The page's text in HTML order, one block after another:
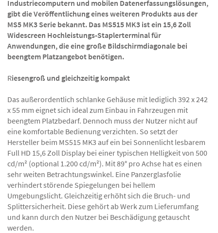
Industriecomputern und mobilen Datenerfassungslösungen,
gibt die Veröffentlichung eines weiteren Produkts aus der
MS5 MK3 Serie bekannt. Das MS515 MK3 ist ein 15,6 Zoll
Widescreen Hochleistungs-Staplerterminal für
Anwendungen, die eine große Bildschirmdiagonale bei
beengtem Platzangebot benötigen.
Riesengroß und gleichzeitig kompakt
Das außerordentlich schlanke Gehäuse mit lediglich 392 x 242
x 55 mm eignet sich ideal zum Einbau in Fahrzeugen mit
beengtem Platzbedarf. Dennoch muss der Nutzer nicht auf
eine komfortable Bedienung verzichten. So setzt der
Hersteller beim MS515 MK3 auf ein bei Sonnenlicht lesbarem
Full HD 15,6 Zoll Display bei einer typischen Helligkeit von 500
cd/m² (optional 1.200 cd/m²). Mit 89° pro Achse hat es einen
sehr weiten Betrachtungswinkel. Eine Panzerglasfolie
verhindert störende Spiegelungen bei hellem
Umgebungslicht. Gleichzeitig erhöht sich die Bruch- und
Splittersicherheit. Diese gehört ab Werk zum Lieferumfang
und kann durch den Nutzer bei Beschädigung getauscht
werden.